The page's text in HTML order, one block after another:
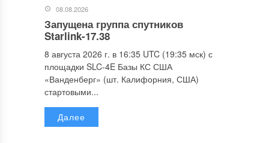
08.08.2026
Запущена группа спутников
Starlink-17.38
8 августа 2026 г. в 16:35 UTC (19:35 мск) с
площадки SLC-4E Базы КС США
«Ванденберг» (шт. Калифорния, США)
стартовыми...
Далее